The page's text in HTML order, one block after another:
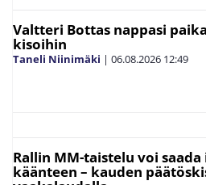
Valtteri Bottas nappasi
kisoihin
Taneli Niinimäki | 06.08.2026 12:49
Rallin MM-taistelu voi saada
käänteen – kauden